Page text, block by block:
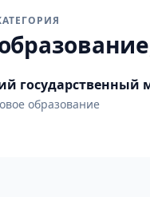
государственный
образование